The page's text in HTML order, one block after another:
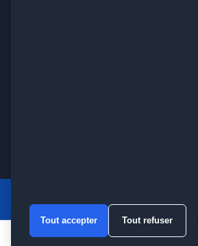
LCM
Tout accepter Tout refuser